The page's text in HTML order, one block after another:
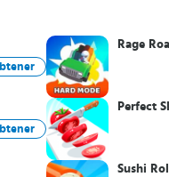
Rage
Perfect
Sushi